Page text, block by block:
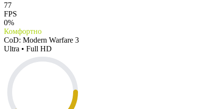
77
FPS
0%
Комфортно
CoD: Modern Warfare 3
Ultra • Full HD